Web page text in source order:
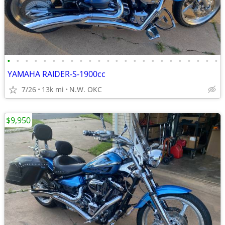
• • • • • • • • • • • • • • • • • • • • • • • •
YAMAHA RAIDER-S-1900cc
7/26 13k mi N.W. OKC
$9,950